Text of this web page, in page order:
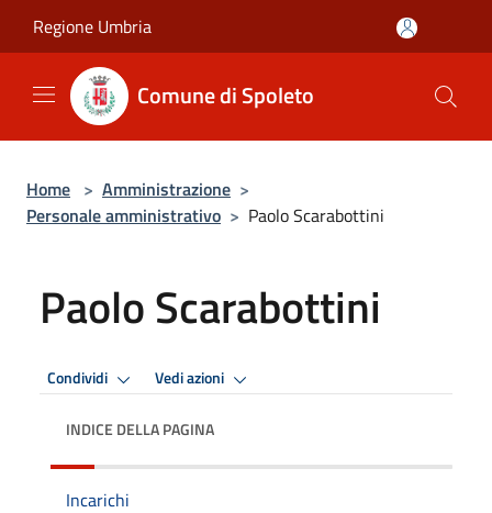
Regione Umbria
Comune di Spoleto
Home > Amministrazione >
Personale amministrativo > Paolo Scarabottini
Paolo Scarabottini
Condividi Vedi azioni
INDICE DELLA PAGINA
Incarichi